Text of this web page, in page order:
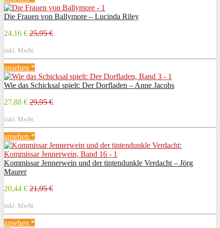
Die Frauen von Ballymore – Lucinda Riley
24,16 € 25,95 €
inkl. MwSt.
ansehen *
Wie das Schicksal spielt: Der Dorfladen – Anne Jacobs
27,88 € 29,95 €
inkl. MwSt.
ansehen *
Kommissar Jennerwein und der tintendunkle Verdacht – Jörg
Maurer
20,44 € 21,95 €
inkl. MwSt.
ansehen *